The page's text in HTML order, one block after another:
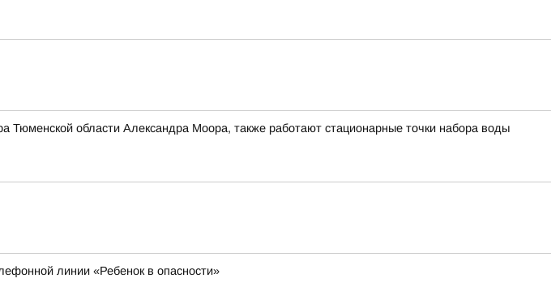
Тюменской области Александра Моора, также работают стационарные точки набора воды
линии «Ребенок в опасности»